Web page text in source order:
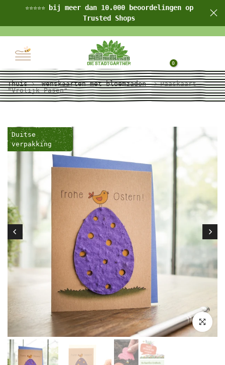
inhoud
⭐⭐⭐⭐⭐
bij meer dan 10.000 beoordelingen op
Trusted Shops
0
Thuis Wenskaarten met bloemzaden
Paaskaart
"Vrolijk Pasen"
Duitse
verpakking
Klik om